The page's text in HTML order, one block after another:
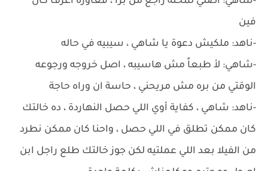
فين
-ناهد: ملكيش دعوة يا شاهي ، سيبيه في حاله
-شاهي: لأ طبعاً مش هاسيبه ، اصل خروجه ورجوعه
الوقتي من بره مش مريحني ، حاسة ان وراه حاجة
-ناهد: شاهي ، كفاية أوي اللي حصل النهاردة ، ده خالتك
كان ممكن تطلق في اللي حصل ، واحنا كان ممكن نطرد
من الفيلا بعد اللي عملتيه لكن جوز خالتك طلع راجل ابن